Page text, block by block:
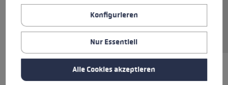
Stockdurchmesser von 16 mm
machen den Pitch Back
wunderbar leicht und robust.
HIGHLIGHTS
Konfigurieren
Nur Essentiell
Alle Cookies akzeptieren